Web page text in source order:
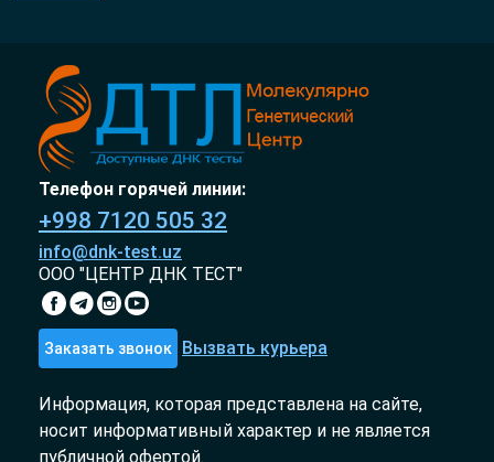
Телефон горячей линии:
+998 7120 505 32
info@dnk-test.uz
ООО "ЦЕНТР ДНК ТЕСТ"
Заказать звонок Вызвать курьера
Информация, которая представлена на сайте,
носит информативный характер и не является
публичной офертой.